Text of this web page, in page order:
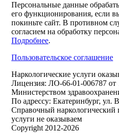
Персональные данные
его функционирования, если
покиньте сайт. В противном
согласием на обработку
Подробнее.
Пользовательское соглашение
Наркологические услуги
Лицензия: ЛО-66-01-006787 от
Министерством
По адрессу: Екатеринбург, ул.
Справочный
услуги не оказываем
Copyright 2012-2026